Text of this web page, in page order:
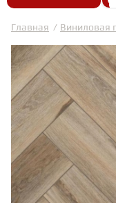
Главная Виниловая